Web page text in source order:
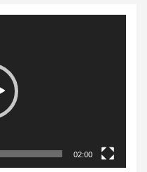
02:00